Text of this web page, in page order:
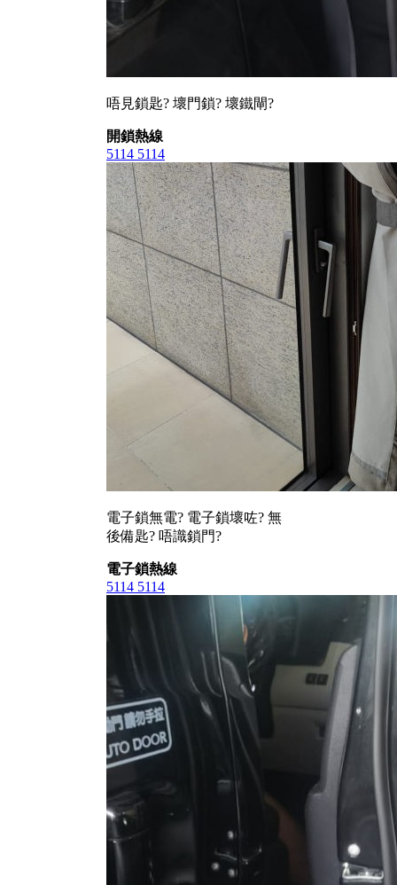
唔見鎖匙? 壞門鎖? 壞鐵閘?
開鎖熱線
5114 5114
電子鎖無電? 電子鎖壞咗? 無
後備匙? 唔識鎖門?
電子鎖熱線
5114 5114